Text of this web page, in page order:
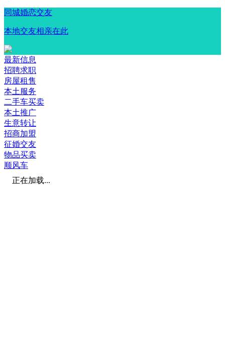
同城婚恋交友
本地交友相亲在此
最新信息
招聘求职
房屋租售
本土服务
二手车买卖
本土推广
生意转让
招商加盟
征婚交友
物品买卖
顺风车
正在加载...